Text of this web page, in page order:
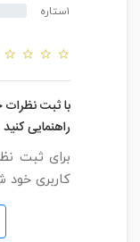
۱ستاره
با ثبت نظرات
راهنمایی کنید
برای ثبت
کاربری خود